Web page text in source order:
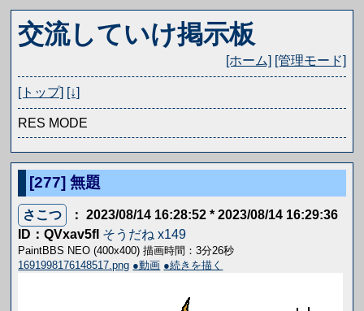
交流していけ掲示板
[ホーム] [管理モード]
[トップ] [↓]
RES MODE
[277] 無題
さこつ
： 2023/08/14 16:28:52 * 2023/08/14 16:29:36
ID：QVxav5fI そうだね x149
PaintBBS NEO (400x400) 描画時間：3分26秒
1691998176148517.png ●動画 ●続きを描く